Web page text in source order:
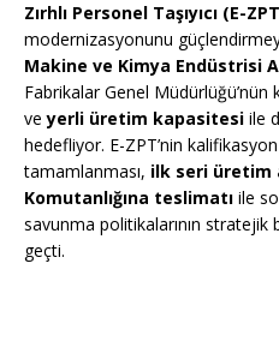
Zırhlı Personel Taşıyıcı (E-
modernizasyonunu
Makine ve Kimya Endüstrisi
Fabrikalar Genel
veyerli üretim kapasitesi ile
hedefliyor. E-ZPT’nin
tamamlanması, ilk seri üretim
Komutanlığına teslimatı ile
savunma politikalarının
geçti.